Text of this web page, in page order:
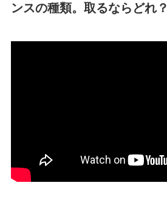
ンスの種類。取るならどれ？